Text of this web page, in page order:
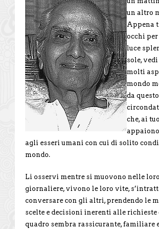
un altro
Appena
occhi
luce
sole,
molti
mondo
da
che, ai
agli esseri umani con cui di solito
mondo.
Li osservi mentre si muovono nelle
giornaliere, vivono le loro vite,
conversare con gli altri, prendendo le
scelte e decisioni inerenti alle richieste
quadro sembra rassicurante, familiare